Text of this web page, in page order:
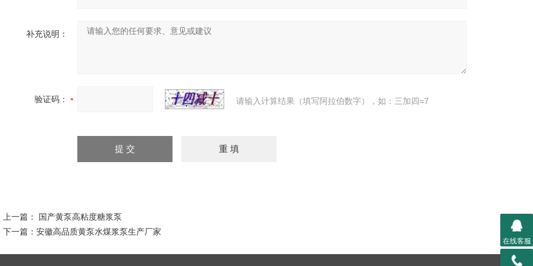
补充说明：
验证码： 请输入计算结果（填写阿拉伯数字），如：三加四=7
上一篇：
国产黄泵高粘度糖浆泵
下一篇： 安徽高品质黄泵水煤浆泵生产厂家
在线客服